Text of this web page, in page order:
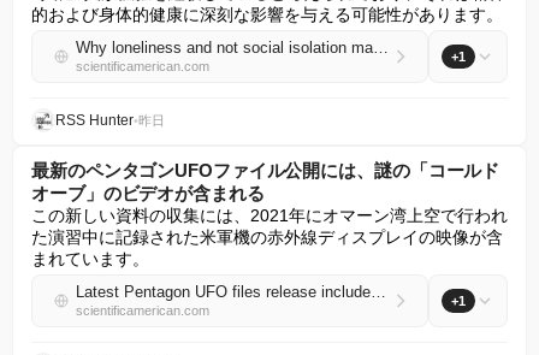
的および身体的健康に深刻な影響を与える可能性があります。
Why loneliness and not social isolation may be making you sick
scientificamerican.com
+1
RSS Hunter•昨日
最新のペンタゴンUFOファイル公開には、謎の「コールド
オーブ」のビデオが含まれる
この新しい資料の収集には、2021年にオマーン湾上空で行われ
た演習中に記録された米軍機の赤外線ディスプレイの映像が含
まれています。
Latest Pentagon UFO files release includes video of mysterious ‘cold orbs’
scientificamerican.com
+1